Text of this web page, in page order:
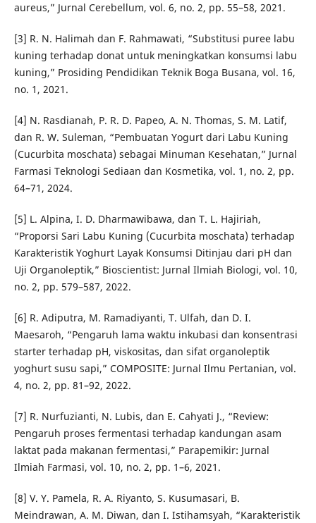
aureus,” Jurnal Cerebellum, vol. 6, no. 2, pp. 55–58, 2021.
[3] R. N. Halimah dan F. Rahmawati, “Substitusi puree labu
kuning terhadap donat untuk meningkatkan konsumsi labu
kuning,” Prosiding Pendidikan Teknik Boga Busana, vol. 16,
no. 1, 2021.
[4] N. Rasdianah, P. R. D. Papeo, A. N. Thomas, S. M. Latif,
dan R. W. Suleman, “Pembuatan Yogurt dari Labu Kuning
(Cucurbita moschata) sebagai Minuman Kesehatan,” Jurnal
Farmasi Teknologi Sediaan dan Kosmetika, vol. 1, no. 2, pp.
64–71, 2024.
[5] L. Alpina, I. D. Dharmawibawa, dan T. L. Hajiriah,
“Proporsi Sari Labu Kuning (Cucurbita moschata) terhadap
Karakteristik Yoghurt Layak Konsumsi Ditinjau dari pH dan
Uji Organoleptik,” Bioscientist: Jurnal Ilmiah Biologi, vol. 10,
no. 2, pp. 579–587, 2022.
[6] R. Adiputra, M. Ramadiyanti, T. Ulfah, dan D. I.
Maesaroh, “Pengaruh lama waktu inkubasi dan konsentrasi
starter terhadap pH, viskositas, dan sifat organoleptik
yoghurt susu sapi,” COMPOSITE: Jurnal Ilmu Pertanian, vol.
4, no. 2, pp. 81–92, 2022.
[7] R. Nurfuzianti, N. Lubis, dan E. Cahyati J., “Review:
Pengaruh proses fermentasi terhadap kandungan asam
laktat pada makanan fermentasi,” Parapemikir: Jurnal
Ilmiah Farmasi, vol. 10, no. 2, pp. 1–6, 2021.
[8] V. Y. Pamela, R. A. Riyanto, S. Kusumasari, B.
Meindrawan, A. M. Diwan, dan I. Istihamsyah, “Karakteristik